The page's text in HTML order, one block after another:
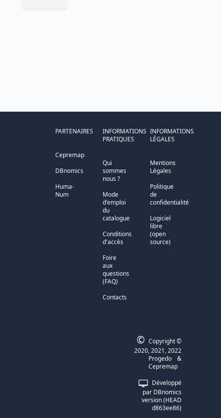
PARTENAIRES
Cepremap
DBnomics
Huma-
Num
INFORMATIONS
PRATIQUES
Qui
sommes
nous ?
Mode
d'emploi
du
catalogue
Conditions
d'accès
Foire
aux
questions
(FAQ)
Contacts
INFORMATIONS
LÉGALES
Mentions
Légales
Politique
de
confidentialité
Logiciel
libre
(open
source)
Développé
par DBnomics
version (HEAD
d863ee86)
© Copyright ©
2020, 2021, 2022
Progedo
&
Cepremap